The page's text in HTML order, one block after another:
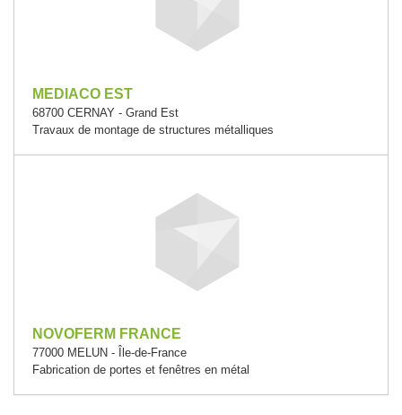
MEDIACO EST
68700 CERNAY - Grand Est
Travaux de montage de structures métalliques
NOVOFERM FRANCE
77000 MELUN - Île-de-France
Fabrication de portes et fenêtres en métal